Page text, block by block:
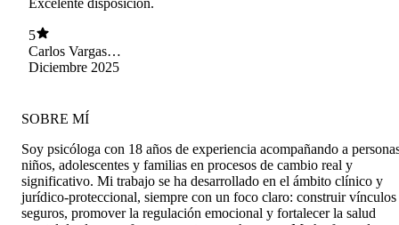
Excelente disposicion.
5
Carlos Vargas
Cheuque
Diciembre 2025
SOBRE MÍ
Soy psicóloga con 18 años de experiencia acompañando a
niños, adolescentes y familias en procesos de cambio real y
significativo. Mi trabajo se ha desarrollado en el ámbito clínico y
jurídico-proteccional, siempre con un foco claro: construir vínculos
seguros, promover la regulación emocional y fortalecer la salud